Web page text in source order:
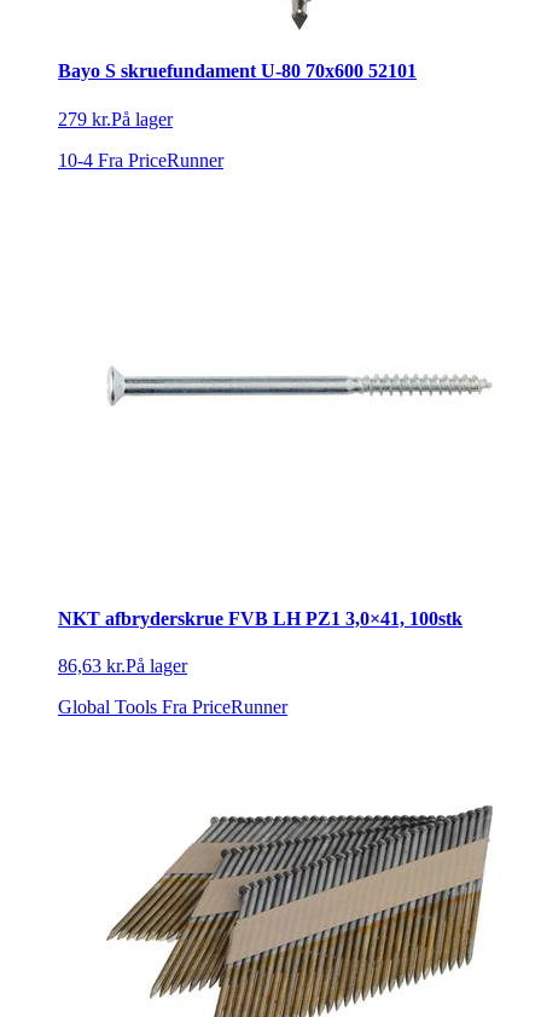
Bayo S skruefundament U-80 70x600 52101
279 kr.På lager
10-4 Fra PriceRunner
NKT afbryderskrue FVB LH PZ1 3,0×41, 100stk
86,63 kr.På lager
Global Tools Fra PriceRunner